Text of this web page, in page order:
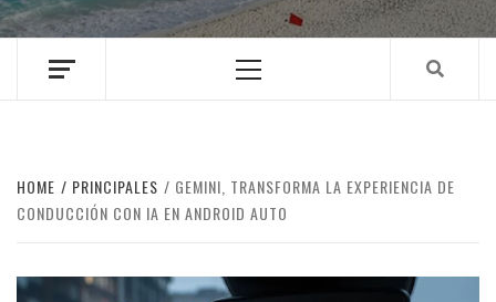
Menu
HOME PRINCIPALES
GEMINI, TRANSFORMA LA EXPERIENCIA DE
CONDUCCIÓN CON IA EN ANDROID AUTO